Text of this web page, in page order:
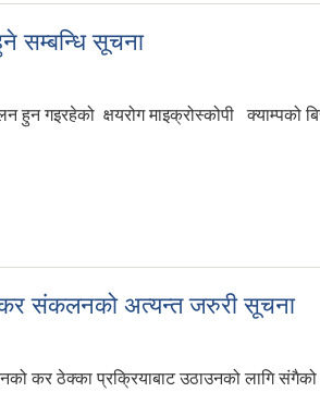
सम्बन्धि सूचना
हुन गइरहेको क्षयरोग माइक्रोस्कोपी
कर संकलनको अत्यन्त जरुरी सूचना
कर ठेक्का प्रक्रियाबाट उठाउनको लागि संगैको